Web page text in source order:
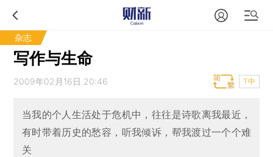
杂志
写作与生命
2009年02月16日 20:46 T中
当我的个人生活处于危机中，往往是诗歌离我最近，
有时带着历史的愁容，听我倾诉，帮我渡过一个个难
关